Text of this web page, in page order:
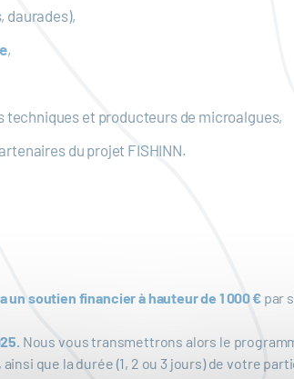
daurades),
,
techniques et producteurs de microalgues,
du projet FISHINN.
soutien financier à hauteur de 1 000 €par
Nous vous transmettrons alors le
que la durée (1, 2 ou 3 jours) de votre